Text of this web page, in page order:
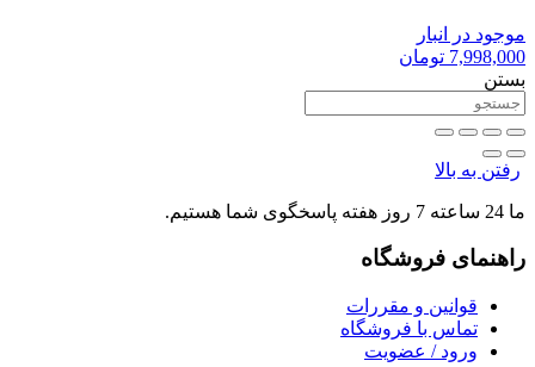
موجود در انبار
7,998,000 تومان
بستن
رفتن به بالا
ما 24 ساعته 7 روز هفته پاسخگوی شما هستیم.
راهنمای فروشگاه
قوانین و مقررات
تماس با فروشگاه
ورود / عضویت